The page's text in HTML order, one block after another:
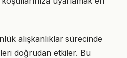
alışkanlıklar sürecinde
doğrudan etkiler. Bu